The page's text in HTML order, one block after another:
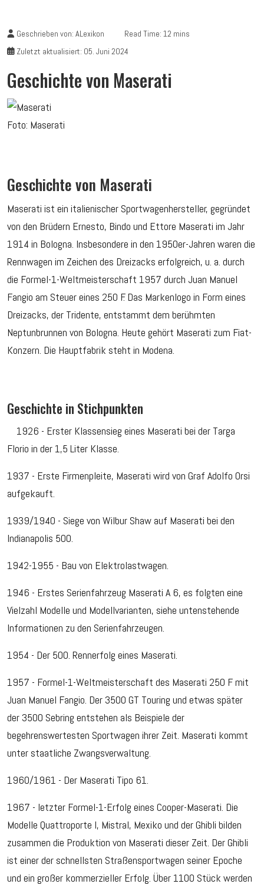
Geschrieben von: ALexikon
Read Time: 12 mins
Zuletzt aktualisiert: 05. Juni 2024
Geschichte von Maserati
Foto: Maserati
Geschichte von Maserati
Maserati ist ein italienischer Sportwagenhersteller, gegründet
von den Brüdern Ernesto, Bindo und Ettore Maserati im Jahr
1914 in Bologna. Insbesondere in den 1950er-Jahren waren die
Rennwagen im Zeichen des Dreizacks erfolgreich, u. a. durch
die Formel-1-Weltmeisterschaft 1957 durch Juan Manuel
Fangio am Steuer eines 250 F. Das Markenlogo in Form eines
Dreizacks, der Tridente, entstammt dem berühmten
Neptunbrunnen von Bologna. Heute gehört Maserati zum Fiat-
Konzern. Die Hauptfabrik steht in Modena.
Geschichte in Stichpunkten
1926 - Erster Klassensieg eines Maserati bei der Targa
Florio in der 1,5 Liter Klasse.
1937 - Erste Firmenpleite, Maserati wird von Graf Adolfo Orsi
aufgekauft.
1939/1940 - Siege von Wilbur Shaw auf Maserati bei den
Indianapolis 500.
1942-1955 - Bau von Elektrolastwagen.
1946 - Erstes Serienfahrzeug Maserati A 6, es folgten eine
Vielzahl Modelle und Modellvarianten, siehe untenstehende
Informationen zu den Serienfahrzeugen.
1954 - Der 500. Rennerfolg eines Maserati.
1957 - Formel-1-Weltmeisterschaft des Maserati 250 F mit
Juan Manuel Fangio. Der 3500 GT Touring und etwas später
der 3500 Sebring entstehen als Beispiele der
begehrenswertesten Sportwagen ihrer Zeit. Maserati kommt
unter staatliche Zwangsverwaltung.
1960/1961 - Der Maserati Tipo 61.
1967 - letzter Formel-1-Erfolg eines Cooper-Maserati. Die
Modelle Quattroporte I, Mistral, Mexiko und der Ghibli bilden
zusammen die Produktion von Maserati dieser Zeit. Der Ghibli
ist einer der schnellsten Straßensportwagen seiner Epoche
und ein großer kommerzieller Erfolg. Über 1100 Stück werden